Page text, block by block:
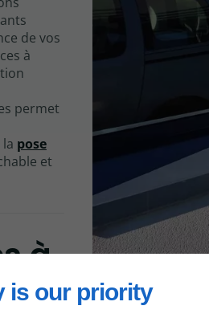
is our priority
de vos
à
permet
pose
et
à